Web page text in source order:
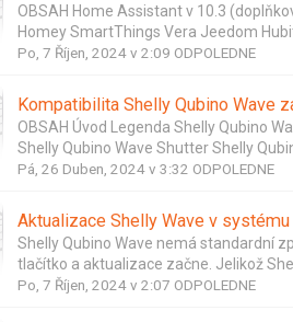
OBSAH Home Assistant v 10.3
Homey SmartThings Vera Jeedom
Po, 7 Říjen, 2024 v 2:09 ODPOLEDNE
Kompatibilita Shelly Qubino Wave
OBSAH Úvod Legenda Shelly Qubino
Shelly Qubino Wave Shutter Shelly
Pá, 26 Duben, 2024 v 3:32 ODPOLEDNE
Aktualizace Shelly Wave v systému
Shelly Qubino Wave nemá standardní
tlačítko a aktualizace začne. Jelikož
Po, 7 Říjen, 2024 v 2:07 ODPOLEDNE